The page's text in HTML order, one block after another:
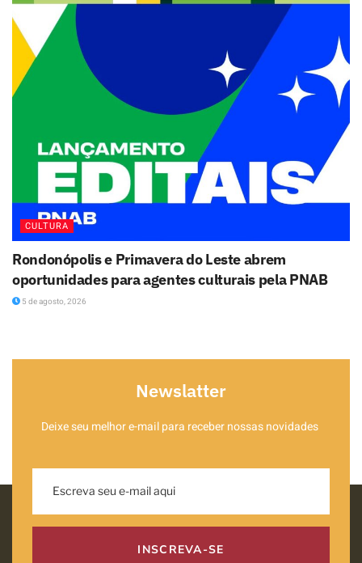
CULTURA
Rondonópolis e Primavera do Leste abrem
oportunidades para agentes culturais pela PNAB
5 de agosto, 2026
Newslatter
Deixe seu melhor e-mail para receber nossas novidades
INSCREVA-SE